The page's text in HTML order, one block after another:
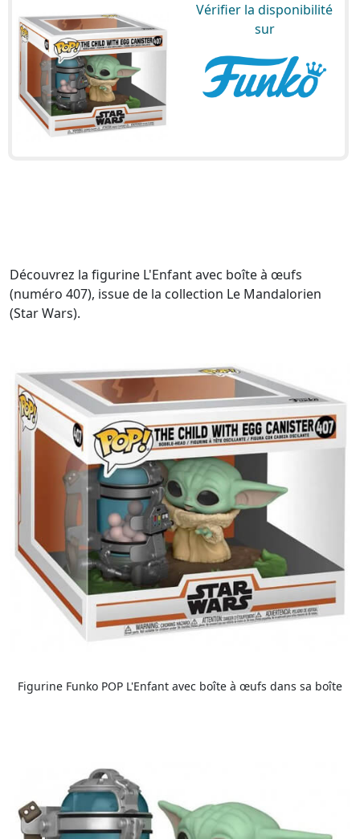
Vérifier la disponibilité
sur
Découvrez la figurine L'Enfant avec boîte à œufs
(numéro 407), issue de la collection Le Mandalorien
(Star Wars).
Figurine Funko POP L'Enfant avec boîte à œufs dans sa boîte